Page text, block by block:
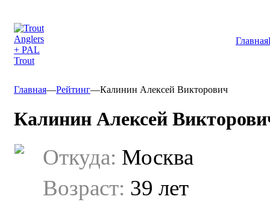
Главная
Главная—Рейтинг—Калинин Алексей Викторович
Калинин Алексей
Откуда: Москва
Возраст: 39 лет